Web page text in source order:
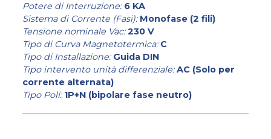
Potere di Interruzione: 6 KA
Sistema di Corrente (Fasi): Monofase (2 fili)
Tensione nominale Vac: 230 V
Tipo di Curva Magnetotermica: C
Tipo di Installazione: Guida DIN
Tipo intervento unità differenziale: AC (Solo per
corrente alternata)
Tipo Poli: 1P+N (bipolare fase neutro)